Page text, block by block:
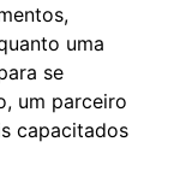
uma
se
um parceiro
capacitados